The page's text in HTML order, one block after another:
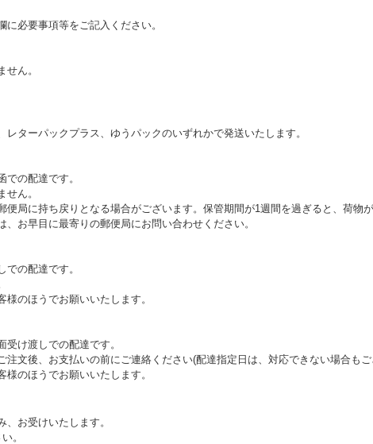
必要事項等をご記入ください。
ん。
ターパックプラス、ゆうパックのいずれかで発送いたします。
の配達です。
ん。
便局に持ち戻りとなる場合がございます。保管期間が1週間を過ぎると、荷物
、お早目に最寄りの郵便局にお問い合わせください。
の配達です。
のほうでお願いいたします。
け渡しでの配達です。
文後、お支払いの前にご連絡ください(配達指定日は、対応できない場合もご
のほうでお願いいたします。
お受けいたします。
。